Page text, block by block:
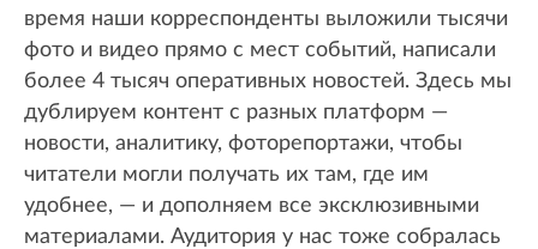
время наши корреспонденты выложили тысячи
фото и видео прямо с мест событий, написали
более 4 тысяч оперативных новостей. Здесь мы
дублируем контент с разных платформ —
новости, аналитику, фоторепортажи, чтобы
читатели могли получать их там, где им
удобнее, — и дополняем все эксклюзивными
материалами. Аудитория у нас тоже собралась